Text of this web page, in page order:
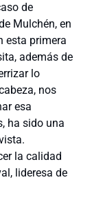
de
Mulchén, en
esta primera
además de
lo
nos
esa
ha sido una
la calidad
lideresa de